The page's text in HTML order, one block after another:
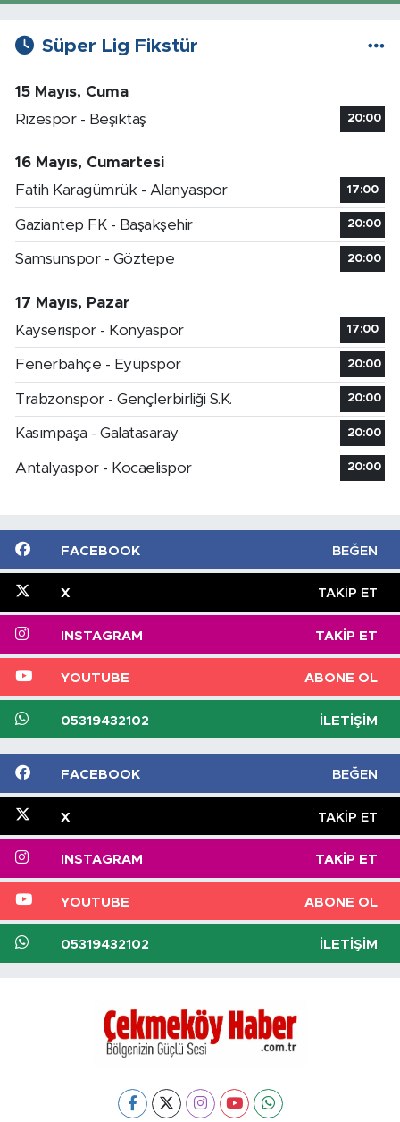
Süper Lig Fikstür
15 Mayıs, Cuma
Rizespor - Beşiktaş
20:00
16 Mayıs, Cumartesi
Fatih Karagümrük - Alanyaspor
17:00
Gaziantep FK - Başakşehir 20:00
Samsunspor - Göztepe 20:00
17 Mayıs, Pazar
Kayserispor - Konyaspor
17:00
Fenerbahçe - Eyüpspor 20:00
Trabzonspor - Gençlerbirliği S.K. 20:00
Kasımpaşa - Galatasaray 20:00
Antalyaspor - Kocaelispor 20:00
FACEBOOK BEĞEN
X TAKIP ET
INSTAGRAM TAKIP ET
YOUTUBE ABONE OL
05319432102 İLETIŞIM
FACEBOOK BEĞEN
X TAKIP ET
INSTAGRAM TAKIP ET
YOUTUBE ABONE OL
05319432102 İLETIŞIM